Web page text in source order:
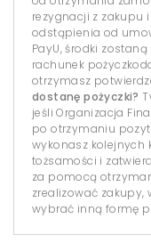
rezygnacji z zakupu
odstąpienia od
PayU, środki
rachunek
otrzymasz
dostanę pożyczki?
jeśli Organizacja
po otrzymaniu
wykonasz kolejnych
tożsamości i
za pomocą
zrealizować zakupy,
wybrać inną formę